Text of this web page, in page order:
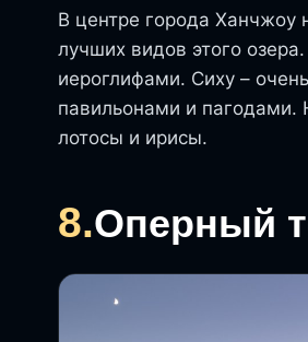
В центре города Ханчжоу
лучших видов этого
иероглифами. Сиху –
павильонами и
лотосы и ирисы.
8.Оперный